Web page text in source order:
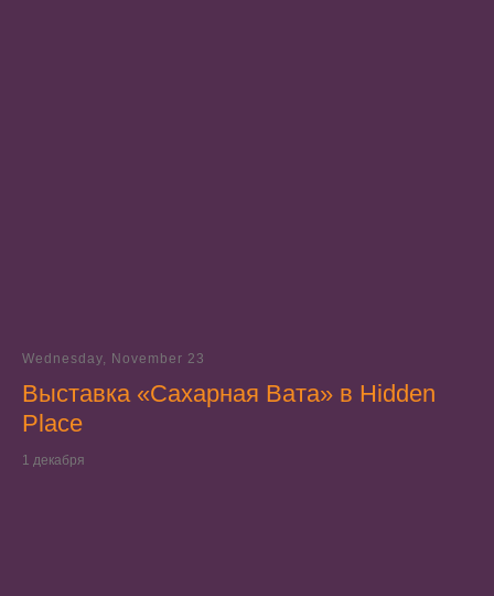
Wednesday, November 23
Выставка «Сахарная Вата» в Hidden
Place
1 декабря